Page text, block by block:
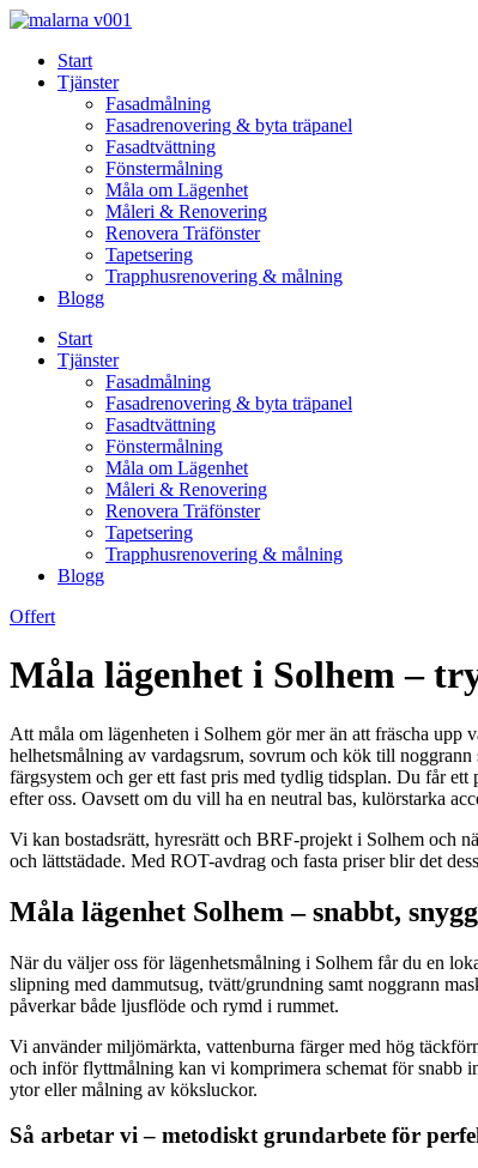
Skip
contentStart
Tjänster
Fasadmålning
Fasadrenovering & byta träpanel
Fasadtvättning
Fönstermålning
Måla om Lägenhet
Måleri & Renovering
Renovera Träfönster
Tapetsering
Trapphusrenovering & målning
Blogg
Start
Tjänster
Fasadmålning
Fasadrenovering & byta träpanel
Fasadtvättning
Fönstermålning
Måla om Lägenhet
Måleri & Renovering
Renovera Träfönster
Tapetsering
Trapphusrenovering & målning
Blogg
Offert
Måla lägenhet i Solhem –
Att måla om lägenheten i Solhem gör mer än att fräscha upp
helhetsmålning av vardagsrum, sovrum och kök till
färgsystem och ger ett fast pris med tydlig tidsplan. Du får
efter oss. Oavsett om du vill ha en neutral bas, kulörstarka
Vi kan bostadsrätt, hyresrätt och BRF-projekt i Solhem och
och lättstädade. Med ROT-avdrag och fasta priser blir det
Måla lägenhet Solhem – snabbt,
När du väljer oss för lägenhetsmålning i Solhem får du en
slipning med dammutsug, tvätt/grundning samt noggrann
påverkar både ljusflöde och rymd i rummet.
Vi använder miljömärkta, vattenburna färger med hög
och inför flyttmålning kan vi komprimera schemat för snabb
ytor eller målning av köksluckor.
Så arbetar vi – metodiskt grundarbete för